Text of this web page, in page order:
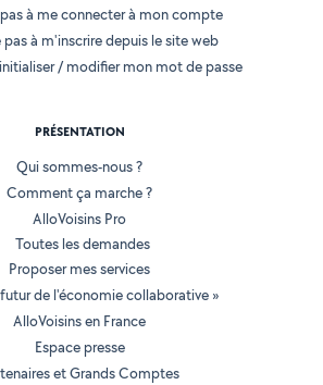
pas à me connecter à mon compte
pas à m'inscrire depuis le site web
/ modifier mon mot de passe
PRÉSENTATION
Qui sommes-nous ?
Comment ça marche ?
AlloVoisins Pro
Toutes les demandes
Proposer mes services
futur de l'économie collaborative »
AlloVoisins en France
Espace presse
et Grands Comptes